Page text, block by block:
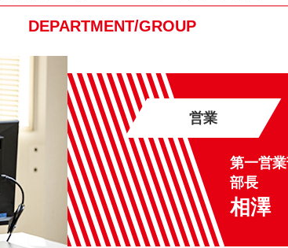
DEPARTMENT/GROUP
営業
第一営
部長
相澤